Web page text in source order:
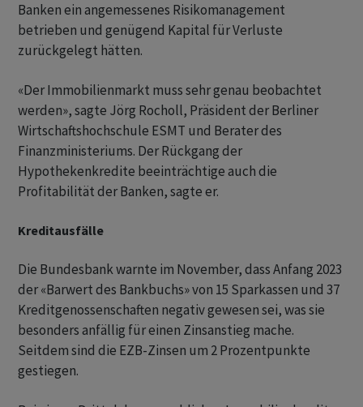
Banken ein angemessenes Risikomanagement
betrieben und genügend Kapital für Verluste
zurückgelegt hätten.
«Der Immobilienmarkt muss sehr genau beobachtet
werden», sagte Jörg Rocholl, Präsident der Berliner
Wirtschaftshochschule ESMT und Berater des
Finanzministeriums. Der Rückgang der
Hypothekenkredite beeinträchtige auch die
Profitabilität der Banken, sagte er.
Kreditausfälle
Die Bundesbank warnte im November, dass Anfang 2023
der «Barwert des Bankbuchs» von 15 Sparkassen und 37
Kreditgenossenschaften negativ gewesen sei, was sie
besonders anfällig für einen Zinsanstieg mache.
Seitdem sind die EZB-Zinsen um 2 Prozentpunkte
gestiegen.